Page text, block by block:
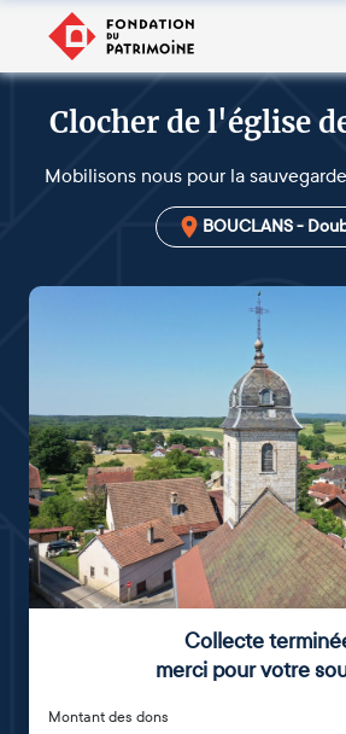
Clocher de l'église
Mobilisons nous pour la
BOUCLANS -
Collecte
merci pour votre
Montant des dons